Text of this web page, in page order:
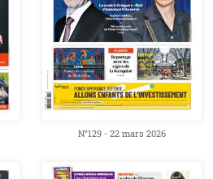
N°129 - 22 mars 2026